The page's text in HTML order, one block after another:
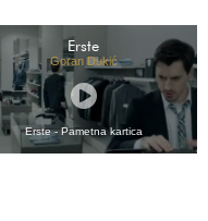
Erste
Goran Dukić
Erste - Pametna kartica